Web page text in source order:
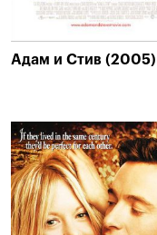
Адам и Стив (2005)